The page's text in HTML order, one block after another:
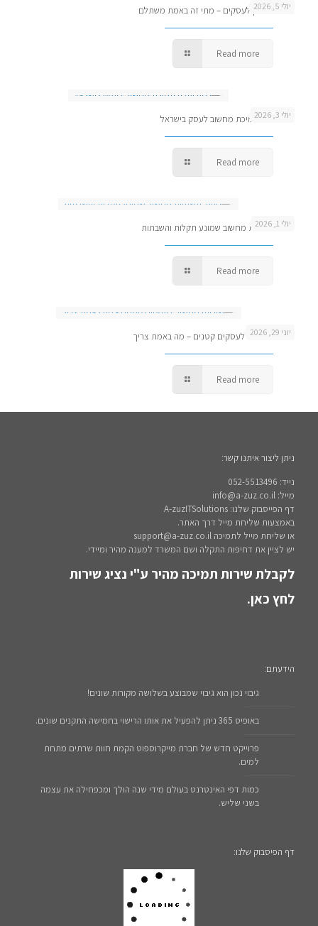
יולי 5, 2026
מרכזיה בענן לעסקים – מתי זה באמת משתלם
Read more
יולי 3, 2026
כמה עולה תמיכת מחשוב לעסק בישראל
Read more
יולי 1, 2026
ניהול תשתיות מחשוב שמונע תקלות והשבתות
Read more
יוני 29, 2026
שירותי מחשוב לעסקים קטנים – מה באמת צריך
Read more
ניתן ליצור איתנו קשר:
נייד: 052-5513496
מייל: info@a-zuz.co.il
דף הפייסבוק שלנו: A-zuzITSolutions
באמצעות שליחת מייל דרך האתר.
או שליחת מייל לתמיכה support@a-zuz.co.il
יש לציין את דחיפות התקלה ושם המשרד למענה מהיר ומיידי.
לקבלת שירות תמיכה מהיר ע"י נציג שירות
לחץ כאן.
הידעתם:
גיבוי נכון הוא גיבוי שמבוצע בשלושה מקורות שונים!
באופיס 365 ניתן להפעיל את אותו הרישוי בחמישה התקנים שונים.
פרוייקט חדש של חברת מייקרוספוט הקמת חוות שרתים מתחת
למים.
כמות דפי האינטרנט בעולם מידי שנה הולך ומכפחילה את עצמה
בשני שליש.
דף הפיסבוק שלנו: